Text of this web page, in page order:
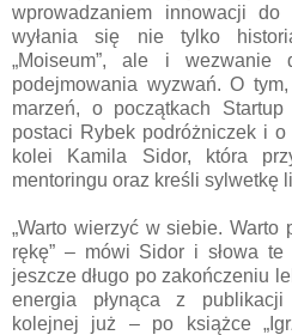
wprowadzaniem innowacji
wyłania się nie tylko
„Moiseum”, ale i wezwanie
podejmowania wyzwań. O
marzeń, o początkach
postaci Rybek podróżniczek i
kolei Kamila Sidor, która
mentoringu oraz kreśli sylwetkę
„Warto wierzyć w siebie. Warto
rękę” – mówi Sidor i słowa
jeszcze długo po zakończeniu
energia płynąca z
kolejnej już – po książce